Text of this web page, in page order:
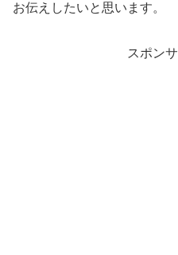
お伝えしたいと思います。
スポン